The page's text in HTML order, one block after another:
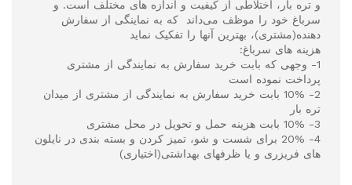
و تره بار، اختلاطی از کیفیت و اندازه های مختلف است. و
سرباغ خود را موظف می‌داند که به نماینگی از سفارش
دهنده(مشتری)، بهترین آنها را تفکیک نماید
هزینه های سرباغ:
1- وجهی که بابت خرید سفارش به نمایندگی از مشتری
پرداخت نموده است
2- 10% بابت خرید سفارش به نمایندگی از مشتری از میدان
تره بار
3- 10% بابت هزینه حمل و تحویل در محل مشتری
4- 20% برای شست و شو، تمیز کردن و بسته بندی در نایلون
های فریزری و یا ظرفهای بهداشتی(اختیاری)